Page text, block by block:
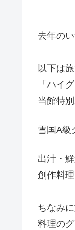
去年の
以下は
「ハイ
当館特
雪国A級
出汁・
創作料
ちなみ
料理の